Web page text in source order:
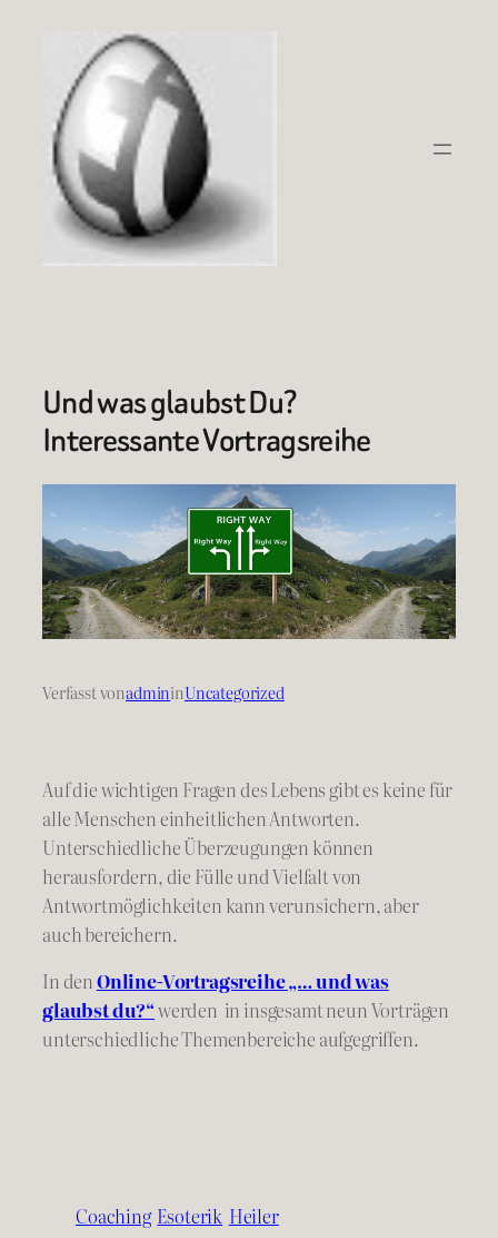
springen
Und was glaubst Du?
Interessante Vortragsreihe
Verfasst vonadmininUncategorized
Auf die wichtigen Fragen des Lebens gibt es keine für
alle Menschen einheitlichen Antworten.
Unterschiedliche Überzeugungen können
herausfordern, die Fülle und Vielfalt von
Antwortmöglichkeiten kann verunsichern, aber
auch bereichern.
In denOnline-Vortragsreihe „… und was
glaubst du?“werden in insgesamt neun Vorträgen
unterschiedliche Themenbereiche aufgegriffen.
Coaching Esoterik Heiler